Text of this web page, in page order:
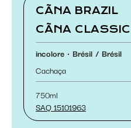
CÃNA BRAZIL
CÃNA
incolore Brésil
Brésil
Cachaça
750ml
SAQ 15101963